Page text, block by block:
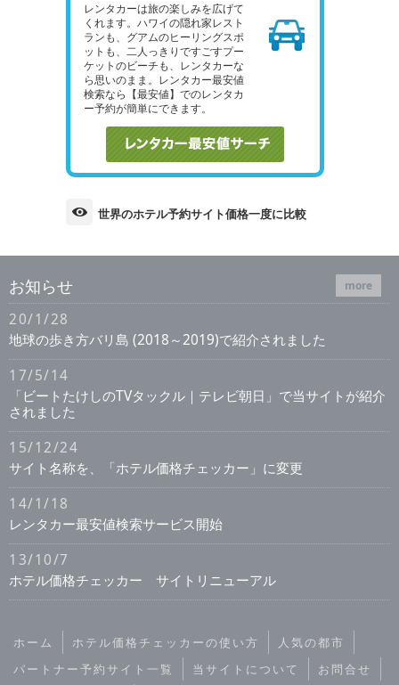
レンタカーは旅の楽しみを広げて
くれます。ハワイの隠れ家レスト
ランも、グアムのヒーリングスポ
ットも、二人っきりですごすプー
ケットのビーチも、レンタカーな
ら思いのまま。レンタカー最安値
検索なら【最安値】でのレンタカ
ー予約が簡単にできます。
世界のホテル予約サイト価格一度に比較
お知らせ more
20/1/28
地球の歩き方バリ島 (2018～2019)で紹介されました
17/5/14
「ビートたけしのTVタックル｜テレビ朝日」で当サイトが紹介
されました
15/12/24
サイト名称を、「ホテル価格チェッカー」に変更
14/1/18
レンタカー最安値検索サービス開始
13/10/7
ホテル価格チェッカー サイトリニューアル
ホーム ホテル価格チェッカーの使い方
人気の都市
パートナー予約サイト一覧
当サイトについて お問合せ